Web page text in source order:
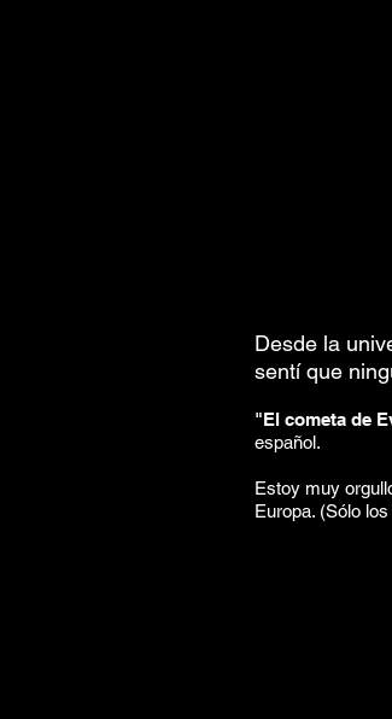
Desde la
sentí que
"El cometa de
español.
Estoy muy
Europa. (Sólo